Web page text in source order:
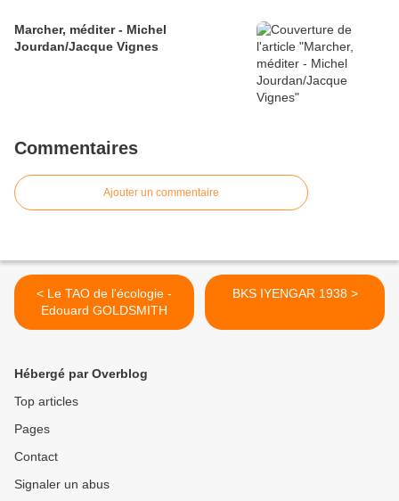
Marcher, méditer - Michel
Jourdan/Jacque Vignes
Commentaires
Ajouter un commentaire
< Le TAO de l'écologie -
Edouard GOLDSMITH
BKS IYENGAR 1938 >
Hébergé par Overblog
Top articles
Pages
Contact
Signaler un abus